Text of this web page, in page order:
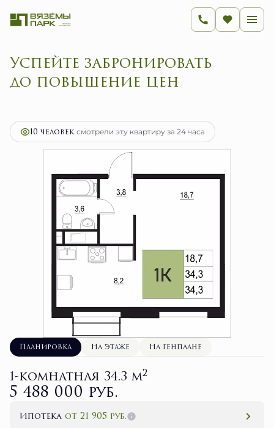
Успейте забронировать
до повышение цен
1-комнатная34.3 м2
10 человексмотрели эту квартиру за 24 часа
Планировка На этаже На генплане
1-комнатная 34.3 м2
5 488 000 руб.
Ипотека от 21 905 руб.